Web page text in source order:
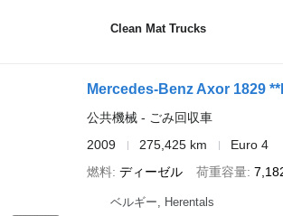
Clean Mat Trucks
Mercedes-Benz Axor 1829
公共機械 - ごみ回収車
2009
275,425 km
Euro 4
燃料 ディーゼル 荷重容量
ベルギー, Herentals